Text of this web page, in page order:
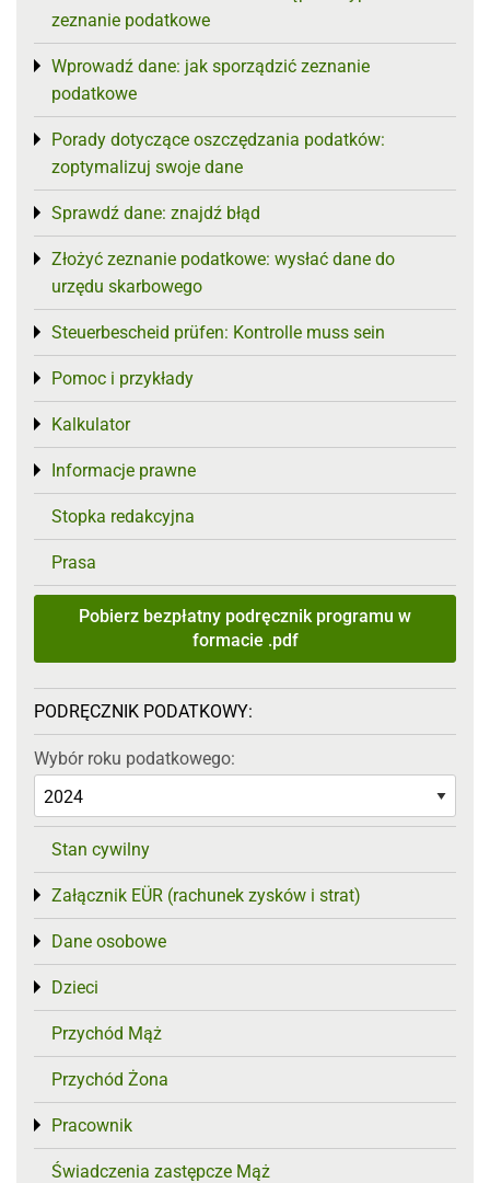
zeznanie podatkowe
Wprowadź dane: jak sporządzić zeznanie
podatkowe
Toggle menu
Porady dotyczące oszczędzania podatków:
zoptymalizuj swoje dane
Toggle menu
Sprawdź dane: znajdź błąd
Toggle menu
Złożyć zeznanie podatkowe: wysłać dane do
urzędu skarbowego
Toggle menu
Steuerbescheid prüfen: Kontrolle muss sein
Toggle menu
Pomoc i przykłady
Toggle menu
Kalkulator
Toggle menu
Informacje prawne
Toggle menu
Stopka redakcyjna
Prasa
Pobierz bezpłatny podręcznik programu w
formacie .pdf
PODRĘCZNIK PODATKOWY:
Wybór roku podatkowego:
Stan cywilny
Załącznik EÜR (rachunek zysków i strat)
Toggle menu
Dane osobowe
Toggle menu
Dzieci
Toggle menu
Przychód Mąż
Przychód Żona
Pracownik
Toggle menu
Świadczenia zastępcze Mąż